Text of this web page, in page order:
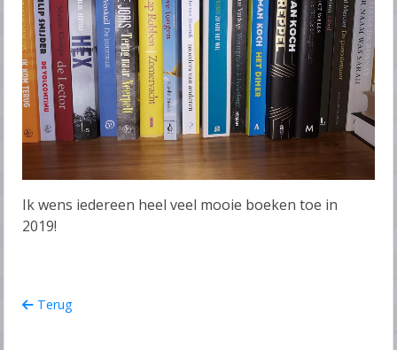
Ik wens iedereen heel veel mooie boeken toe in
2019!
Terug